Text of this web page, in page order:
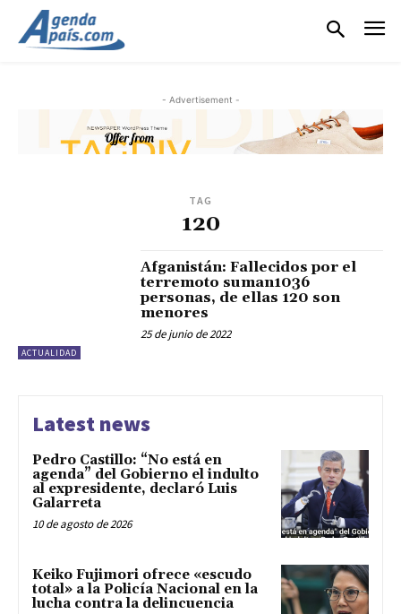
- Advertisement -
TAG
120
ACTUALIDAD
Afganistán: Fallecidos por el
terremoto suman1036
personas, de ellas 120 son
menores
25 de junio de 2022
Latest news
Pedro Castillo: “No está en
agenda” del Gobierno el indulto
al expresidente, declaró Luis
Galarreta
10 de agosto de 2026
Keiko Fujimori ofrece «escudo
total» a la Policía Nacional en la
lucha contra la delincuencia